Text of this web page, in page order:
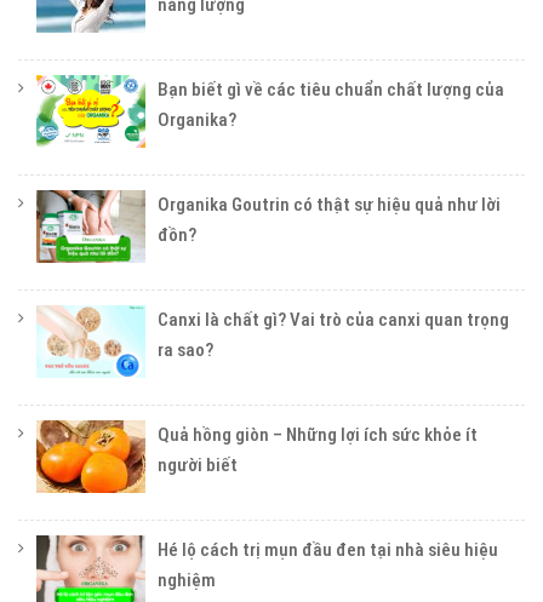
năng lượng
Bạn biết gì về các tiêu chuẩn chất lượng của
Organika?
Organika Goutrin có thật sự hiệu quả như lời
đồn?
Canxi là chất gì? Vai trò của canxi quan trọng
ra sao?
Quả hồng giòn – Những lợi ích sức khỏe ít
người biết
Hé lộ cách trị mụn đầu đen tại nhà siêu hiệu
nghiệm